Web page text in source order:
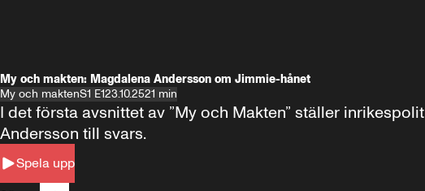
My och makten: Magdalena Andersson om Jimmie-hånet
My och maktenS1 E123.10.2521 min
Spela upp
I det första avsnittet av ”My och Makten” ställer
Andersson till svars.